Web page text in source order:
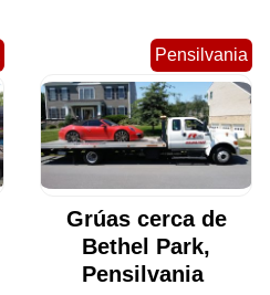
Pensilvania
Grúas cerca de
Bethel Park,
Pensilvania